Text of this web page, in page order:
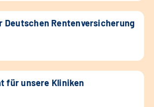
Deutschen Rentenversicherung
für unsere Kliniken